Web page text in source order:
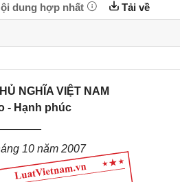
dung hợp nhất Tải về
NGHĨA VIỆT NAM
- Hạnh phúc
10 năm 2007